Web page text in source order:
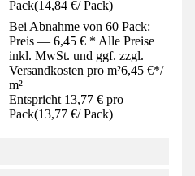
Pack(14,84 €/ Pack)
Bei Abnahme von 60 Pack:
Preis — 6,45 € * Alle Preise
inkl. MwSt. und ggf. zzgl.
Versandkosten pro m²6,45 €*/
m²
Entspricht 13,77 € pro
Pack(13,77 €/ Pack)